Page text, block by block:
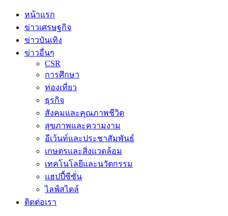
Skip
content
หน้าแรก
ข่าวเศรษฐกิจ
ข่าวบันเทิง
ข่าวอื่นๆ
CSR
การศึกษา
ท่องเที่ยว
ธุรกิจ
สังคมและคุณภาพชีวิต
สุขภาพและความงาม
อีเว้นท์และประชาสัมพันธ์
เกษตรและสิ่งแวดล้อม
เทคโนโลยีและนวัตกรรม
แฮปปี้ซีซั่น
ไลฟ์สไตล์
ติดต่อเรา